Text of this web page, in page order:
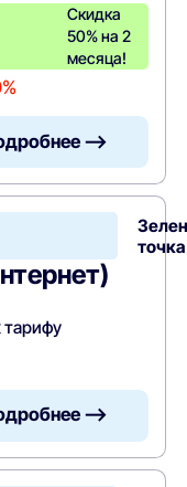
Скидка
50% на 2
месяца!
—>
точка
тарифу
—>